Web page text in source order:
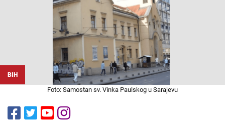
BIH
Foto: Samostan sv. Vinka Paulskog u Sarajevu